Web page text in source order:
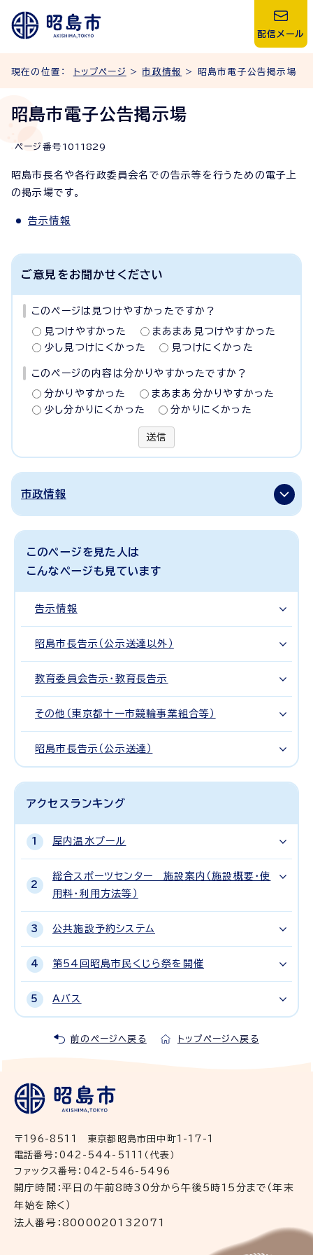
配信メール
現在の位置： トップページ >市政情報 > 昭島市電子公告掲示場
昭島市電子公告掲示場
ページ番号 1011829
昭島市長名や各行政委員会名での告示等を行うための電子上
の掲示場です。
告示情報
ご意見をお聞かせください
このページは見つけやすかったですか？
見つけやすかった
まあまあ見つけやすかった
少し見つけにくかった
見つけにくかった
このページの内容は分かりやすかったですか？
分かりやすかった
まあまあ分かりやすかった
少し分かりにくかった
分かりにくかった
送信
市政情報
このページを見た人は
こんなページも見ています
告示情報
昭島市長告示（公示送達以外）
教育委員会告示・教育長告示
その他（東京都十一市競輪事業組合等）
昭島市長告示（公示送達）
アクセスランキング
屋内温水プール
総合スポーツセンター 施設案内（施設概要・使
用料・利用方法等）
公共施設予約システム
第54回昭島市民くじら祭を開催
Aバス
前のページへ戻る トップページへ戻る
〒196-8511 東京都昭島市田中町1-17-1
電話番号：042-544-5111（代表）
ファックス番号：042-546-5496
開庁時間：平日の午前8時30分から午後5時15分まで（年末
年始を除く）
法人番号：8000020132071